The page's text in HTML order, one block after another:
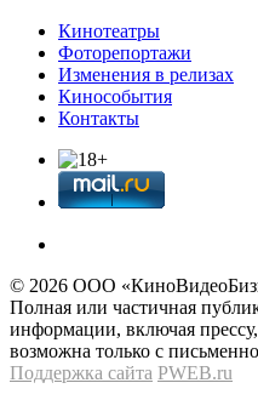
Кинотеатры
Фоторепортажи
Изменения в релизах
Кинособытия
Контакты
© 2026 OOО
Полная или частичная
информации, включая
возможна только с
Поддержка сайта PWEB.ru